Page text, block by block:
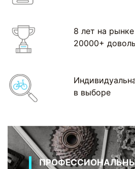
8 лет на рынке
20000+
в выборе